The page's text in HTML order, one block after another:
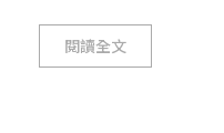
閱讀全文